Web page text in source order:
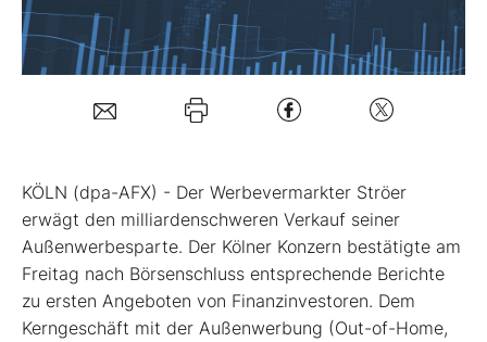
Mein Konto
KÖLN (dpa-AFX) - Der Werbevermarkter Ströer
erwägt den milliardenschweren Verkauf seiner
Außenwerbesparte. Der Kölner Konzern bestätigte am
Freitag nach Börsenschluss entsprechende Berichte
zu ersten Angeboten von Finanzinvestoren. Dem
Kerngeschäft mit der Außenwerbung (Out-of-Home,